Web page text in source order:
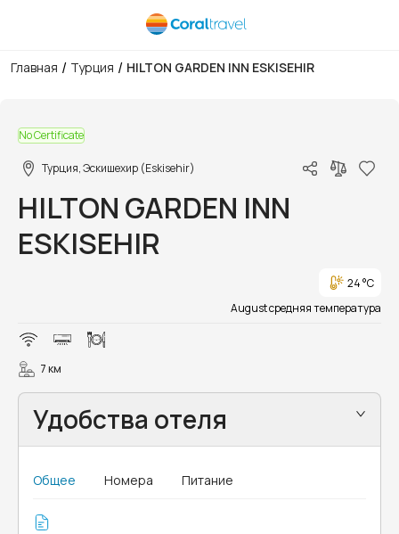
Главная / Турция / HILTON GARDEN INN ESKISEHIR
No Certificate
Турция, Эскишехир (Eskisehir)
HILTON GARDEN INN
ESKISEHIR
24 °C
August средняя температура
7 км
Удобства отеля
Общее Номера Питание